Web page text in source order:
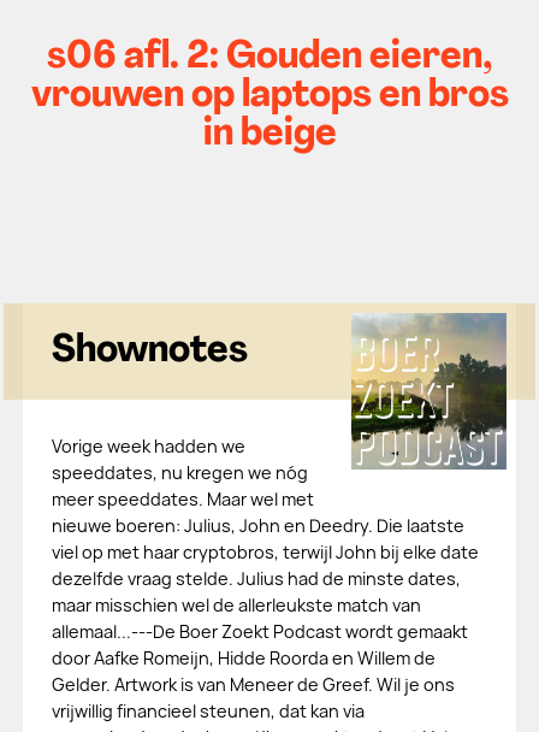
s06 afl. 2: Gouden eieren,
vrouwen op laptops en bros
in beige
Shownotes
Vorige week hadden we
speeddates, nu kregen we nóg
meer speeddates. Maar wel met
nieuwe boeren: Julius, John en Deedry. Die laatste
viel op met haar cryptobros, terwijl John bij elke date
dezelfde vraag stelde. Julius had de minste dates,
maar misschien wel de allerleukste match van
allemaal...---De Boer Zoekt Podcast wordt gemaakt
door Aafke Romeijn, Hidde Roorda en Willem de
Gelder. Artwork is van Meneer de Greef. Wil je ons
vrijwillig financieel steunen, dat kan via